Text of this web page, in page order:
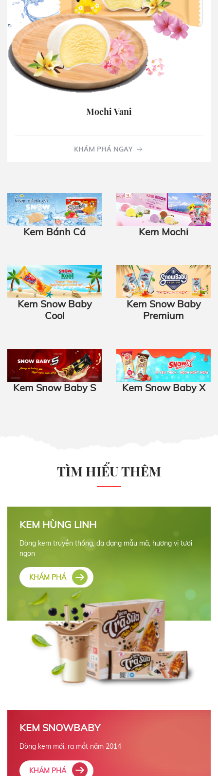
Mochi Vani
KHÁM PHÁ NGAY
Kem Bánh Cá Kem Mochi
Kem Snow Baby
Cool
Kem Snow Baby
Premium
Kem Snow Baby S Kem Snow Baby X
TÌM HIỂU THÊM
KEM HÙNG LINH
Dòng kem truyền thống, đa dạng mẫu mã, hương vị tươi
ngon
KHÁM PHÁ
KEM SNOWBABY
Dòng kem mới, ra mắt năm 2014
KHÁM PHÁ